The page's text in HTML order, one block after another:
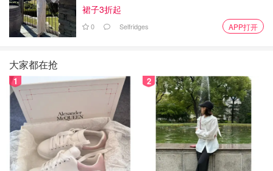
裙子3折起
0 Selfridges APP打开
大家都在抢
1 2